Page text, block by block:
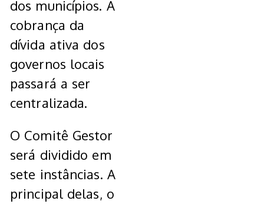
dos municípios. A
cobrança da
dívida ativa dos
governos locais
passará a ser
centralizada.
O Comitê Gestor
será dividido em
sete instâncias. A
principal delas, o